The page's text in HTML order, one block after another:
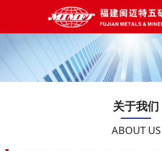
关于我们
ABOUT US